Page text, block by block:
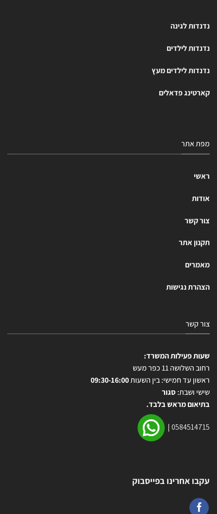
נדנדות לגינה
נדנדות לילדים
נדנדות לילדים מעץ
קארטינג פדאלים
מפת אתר
ראשי
אודות
צור קשר
תקנון אתר
מאמרים
הצהרת נגישות
צור קשר
שעות פעילות המשרד:
רחוב השלושה 11 כפר מעש
ראשון עד חמישי: בין השעות09:30-16:00
שישי ושבת: סגור
בתיאום מראש בלבד.
0584514715
|
עקבו אחרינו בפייסבוק